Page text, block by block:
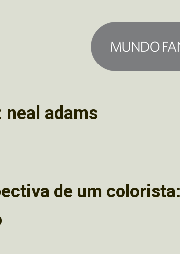
neal adams
de um colorista: